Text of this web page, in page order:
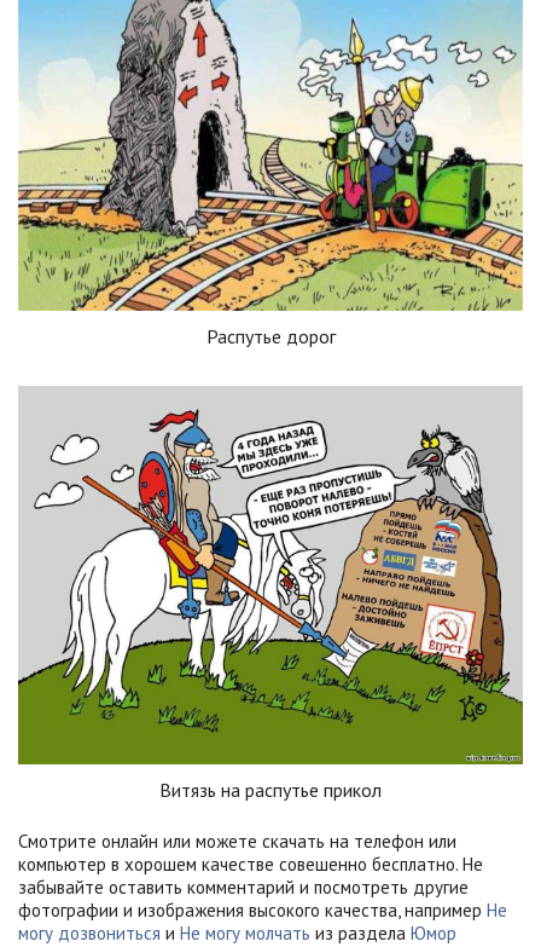
Распутье дорог
Витязь на распутье прикол
Смотрите онлайн или можете скачать на телефон или
компьютер в хорошем качестве совешенно бесплатно. Не
забывайте оставить комментарий и посмотреть другие
фотографии и изображения высокого качества, например Не
могу дозвониться и Не могу молчать из раздела Юмор